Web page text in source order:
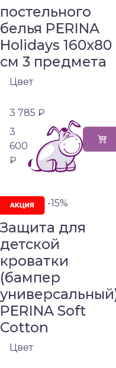
постельного
белья PERINA
Holidays 160х80
см 3 предмета
Цвет
3 785 ₽
3
600
₽
-15%
Защита для
детской
кроватки
(бампер
PERINA Soft
Cotton
Цвет